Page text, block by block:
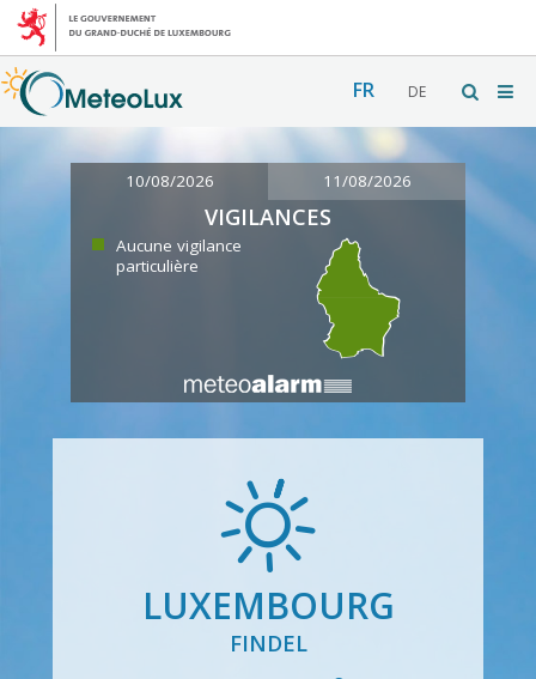
FR DE
10/08/2026 11/08/2026
VIGILANCES
Aucune vigilance
particulière
LUXEMBOURG
FINDEL